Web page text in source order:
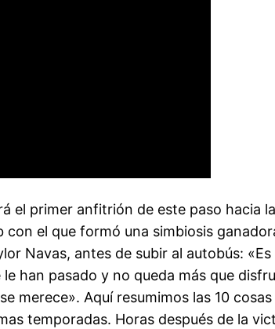
el primer anfitrión de este paso hacia
el que formó una simbiosis
Navas, antes de subir al autobús:
han pasado y no queda más que
merece». Aquí resumimos las 10
temporadas. Horas después de la